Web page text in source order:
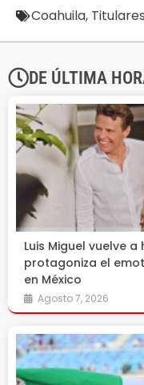
Coahuila, Titulares
DE ÚLTIMA
Luis Miguel vuelve
protagoniza el
en México
Agosto 7, 2026